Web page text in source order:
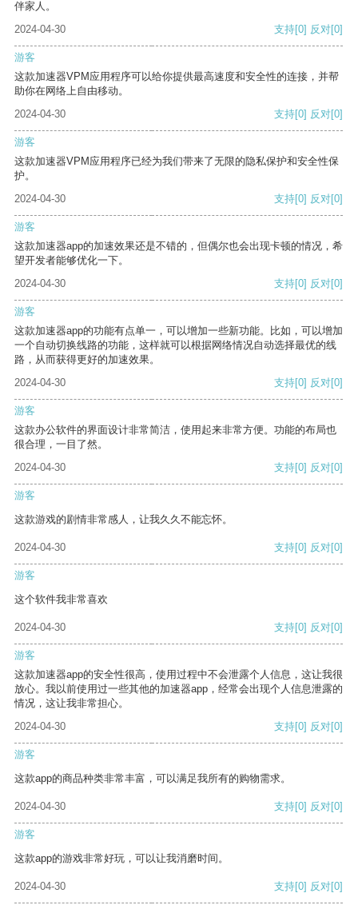
伴家人。
2024-04-30
支持[0] 反对[0]
游客
这款加速器VPM应用程序可以给你提供最高速度和安全性的连接，并帮
助你在网络上自由移动。
2024-04-30
支持[0] 反对[0]
游客
这款加速器VPM应用程序已经为我们带来了无限的隐私保护和安全性保
护。
2024-04-30
支持[0] 反对[0]
游客
这款加速器app的加速效果还是不错的，但偶尔也会出现卡顿的情况，希
望开发者能够优化一下。
2024-04-30
支持[0] 反对[0]
游客
这款加速器app的功能有点单一，可以增加一些新功能。比如，可以增加
一个自动切换线路的功能，这样就可以根据网络情况自动选择最优的线
路，从而获得更好的加速效果。
2024-04-30
支持[0] 反对[0]
游客
这款办公软件的界面设计非常简洁，使用起来非常方便。功能的布局也
很合理，一目了然。
2024-04-30
支持[0] 反对[0]
游客
这款游戏的剧情非常感人，让我久久不能忘怀。
2024-04-30 支持[0] 反对[0]
游客
这个软件我非常喜欢
2024-04-30 支持[0] 反对[0]
游客
这款加速器app的安全性很高，使用过程中不会泄露个人信息，这让我很
放心。我以前使用过一些其他的加速器app，经常会出现个人信息泄露的
情况，这让我非常担心。
2024-04-30
支持[0] 反对[0]
游客
这款app的商品种类非常丰富，可以满足我所有的购物需求。
2024-04-30 支持[0] 反对[0]
游客
这款app的游戏非常好玩，可以让我消磨时间。
2024-04-30 支持[0] 反对[0]